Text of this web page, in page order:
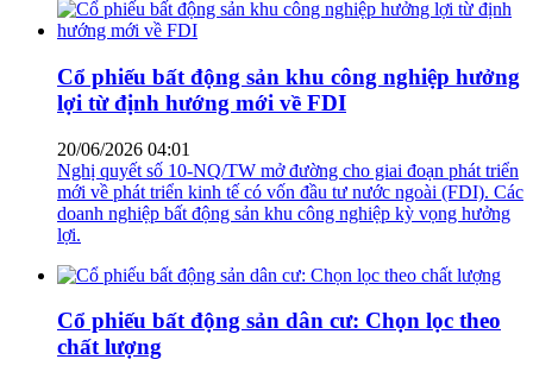
Cổ phiếu bất động sản khu công nghiệp hưởng
lợi từ định hướng mới về FDI
20/06/2026 04:01
Nghị quyết số 10-NQ/TW mở đường cho giai đoạn phát triển
mới về phát triển kinh tế có vốn đầu tư nước ngoài (FDI). Các
doanh nghiệp bất động sản khu công nghiệp kỳ vọng hưởng
lợi.
Cổ phiếu bất động sản dân cư: Chọn lọc theo
chất lượng